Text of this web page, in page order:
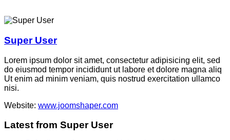
Super User
Lorem ipsum dolor sit amet, consectetur adipisicing elit, sed
do eiusmod tempor incididunt ut labore et dolore magna aliq
Ut enim ad minim veniam, quis nostrud exercitation ullamco
nisi.
Website: www.joomshaper.com
Latest from Super User